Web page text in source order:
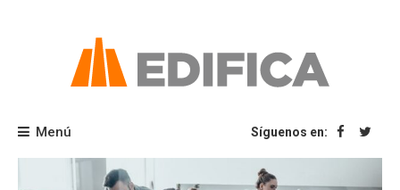
Blog Edifica
Menú Síguenos en: